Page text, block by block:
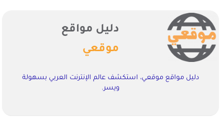
دليل مواقع
موقعي
دليل مواقع موقعي، استكشف عالم الإنترنت العربي بسهولة
ويسر.